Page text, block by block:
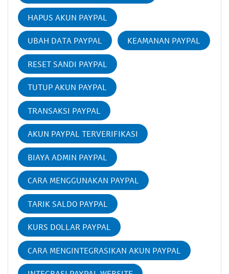
HAPUS AKUN PAYPAL
UBAH DATA PAYPAL KEAMANAN PAYPAL
RESET SANDI PAYPAL
TUTUP AKUN PAYPAL
TRANSAKSI PAYPAL
AKUN PAYPAL TERVERIFIKASI
BIAYA ADMIN PAYPAL
CARA MENGGUNAKAN PAYPAL
TARIK SALDO PAYPAL
KURS DOLLAR PAYPAL
CARA MENGINTEGRASIKAN AKUN PAYPAL